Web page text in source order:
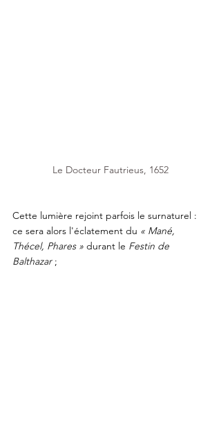
Le Docteur Fautrieus, 1652
Cette lumière rejoint parfois le surnaturel :
ce sera alors l'éclatement du « Mané,
Thécel, Phares » durant le Festin de
Balthazar ;